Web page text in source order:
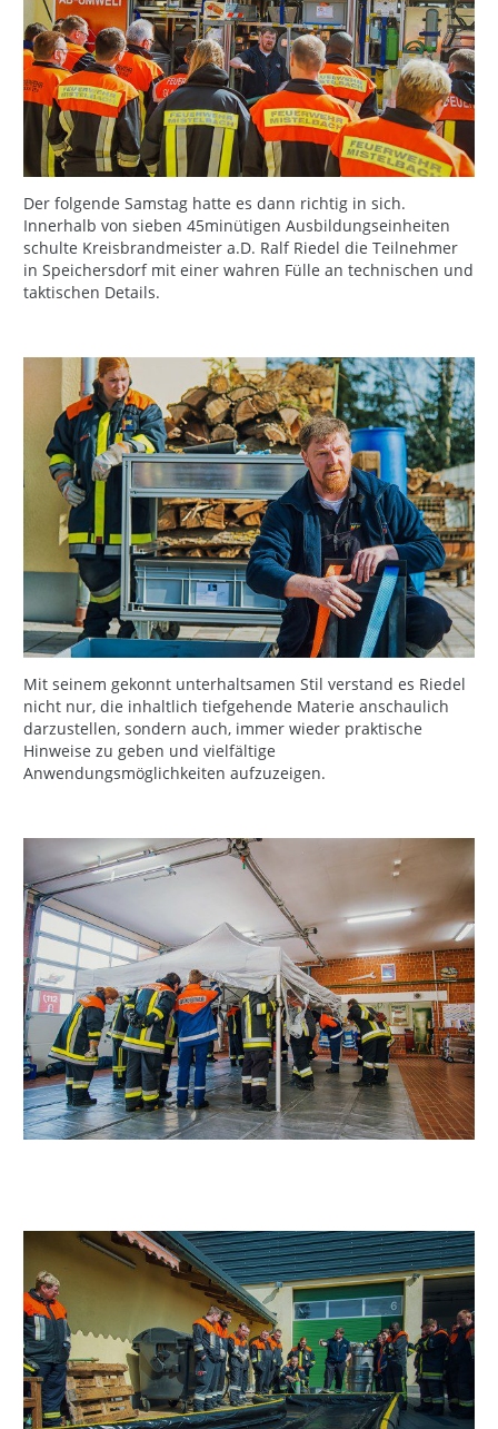
Der folgende Samstag hatte es dann richtig in sich.
Innerhalb von sieben 45minütigen Ausbildungseinheiten
schulte Kreisbrandmeister a.D. Ralf Riedel die Teilnehmer
in Speichersdorf mit einer wahren Fülle an technischen und
taktischen Details.
Mit seinem gekonnt unterhaltsamen Stil verstand es Riedel
nicht nur, die inhaltlich tiefgehende Materie anschaulich
darzustellen, sondern auch, immer wieder praktische
Hinweise zu geben und vielfältige
Anwendungsmöglichkeiten aufzuzeigen.